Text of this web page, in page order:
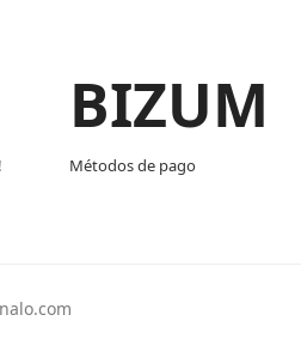
BIZUM
Métodos de pago